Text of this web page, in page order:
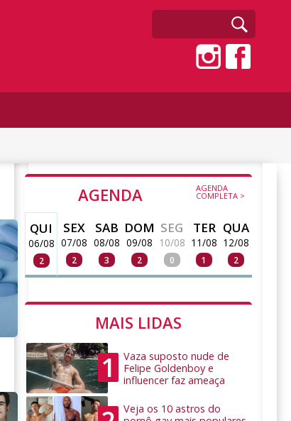
AGENDA AGENDA
COMPLETA >
QUI
06/08
2
SEX
07/08
2
SAB
08/08
3
DOM
09/08
2
SEG
10/08
0
TER
11/08
1
QUA
12/08
2
MAIS LIDAS
1
Vaza suposto nude de
Felipe Goldenboy e
influencer faz ameaça
Veja os 10 astros do